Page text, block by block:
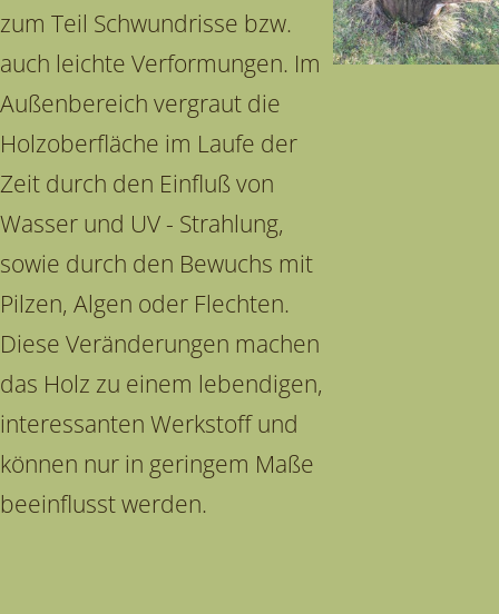
zum Teil Schwundrisse bzw.
auch leichte Verformungen. Im
Außenbereich vergraut die
Holzoberfläche im Laufe der
Zeit durch den Einfluß von
Wasser und UV - Strahlung,
sowie durch den Bewuchs mit
Pilzen, Algen oder Flechten.
Diese Veränderungen machen
das Holz zu einem lebendigen,
interessanten Werkstoff und
können nur in geringem Maße
beeinflusst werden.